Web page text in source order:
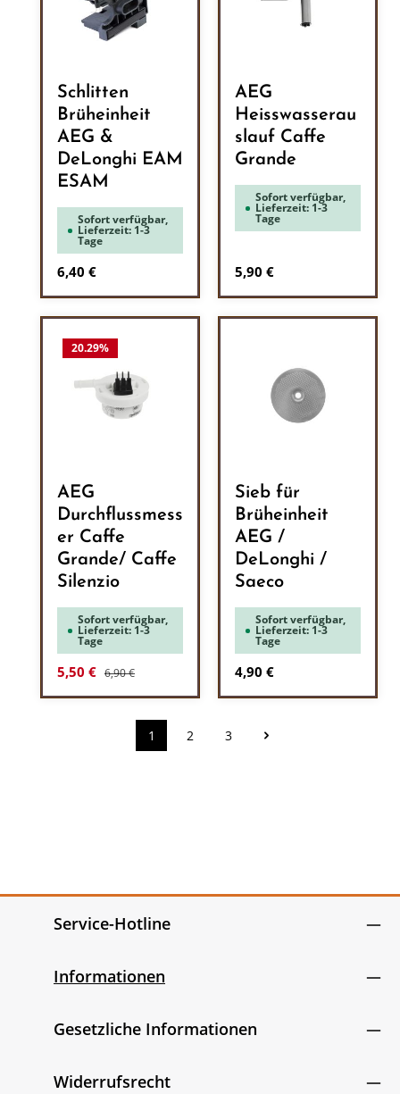
Schlitten
Brüheinheit
AEG &
DeLonghi EAM
ESAM
Sofort verfügbar,
Lieferzeit: 1-3
Tage
Regulärer Preis:
6,40 €
AEG
Heisswasserau
slauf Caffe
Grande
Sofort verfügbar,
Lieferzeit: 1-3
Tage
Regulärer Preis:
5,90 €
20.29%
AEG
Durchflussmess
er Caffe
Grande/ Caffe
Silenzio
Sofort verfügbar,
Lieferzeit: 1-3
Tage
Verkaufspreis:
5,50 € Regulärer Preis:
6,90 €
Sieb für
Brüheinheit
AEG /
DeLonghi /
Saeco
Sofort verfügbar,
Lieferzeit: 1-3
Tage
Regulärer Preis:
4,90 €
Seite
1 Seite
2 Seite
3
Service-Hotline
Informationen
Gesetzliche Informationen
Widerrufsrecht